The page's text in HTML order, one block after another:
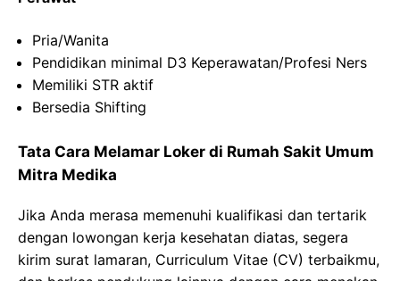
Pria/Wanita
Pendidikan minimal D3 Keperawatan/Profesi Ners
Memiliki STR aktif
Bersedia Shifting
Tata Cara Melamar Loker di Rumah Sakit Umum
Mitra Medika
Jika Anda merasa memenuhi kualifikasi dan tertarik
dengan lowongan kerja kesehatan diatas, segera
kirim surat lamaran, Curriculum Vitae (CV) terbaikmu,